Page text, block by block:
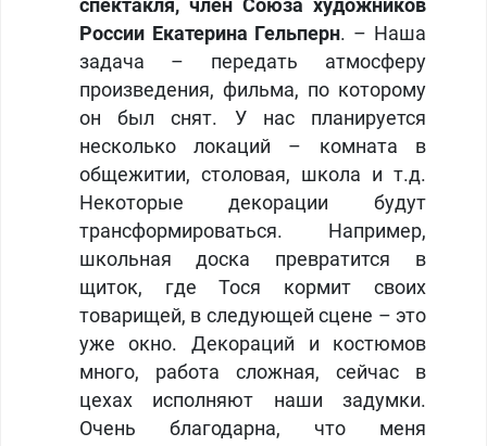
спектакля, член Союза художников
России Екатерина Гельперн. – Наша
задача – передать атмосферу
произведения, фильма, по которому
он был снят. У нас планируется
несколько локаций – комната в
общежитии, столовая, школа и т.д.
Некоторые декорации будут
трансформироваться. Например,
школьная доска превратится в
щиток, где Тося кормит своих
товарищей, в следующей сцене – это
уже окно. Декораций и костюмов
много, работа сложная, сейчас в
цехах исполняют наши задумки.
Очень благодарна, что меня